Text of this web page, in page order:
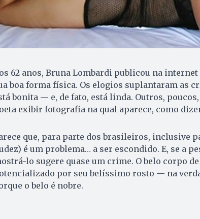
62 anos, Bruna Lombardi publicou na
boa forma física. Os elogios suplantaram as
bonita — e, de fato, está linda. Outros,
exibir fotografia na qual aparece, como
que, para parte dos brasileiros, inclusive
é um problema… a ser escondido. E, se a
lo sugere quase um crime. O belo corpo
por seu belíssimo rosto — na
o belo é nobre.